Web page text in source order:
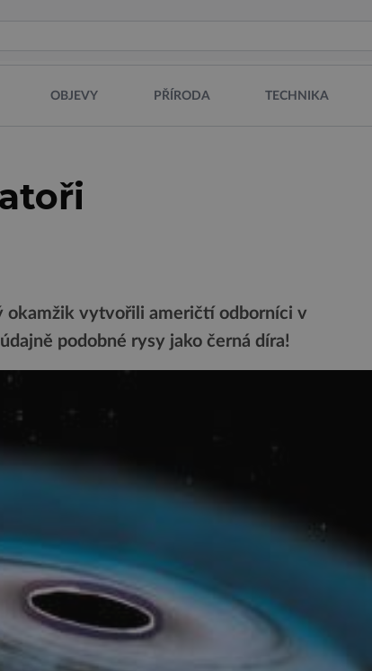
OBJEVY PŘÍRODA TECHNIKA
okamžik vytvořili američtí odborníci v
podobné rysy jako černá díra!